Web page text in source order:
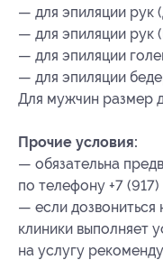
— для эпиляции рук
— для эпиляции рук
— для эпиляции
— для эпиляции
Для мужчин размер
Прочие условия:
— обязательна
по телефону +7
— если дозвониться
клиники выполняет
на услугу